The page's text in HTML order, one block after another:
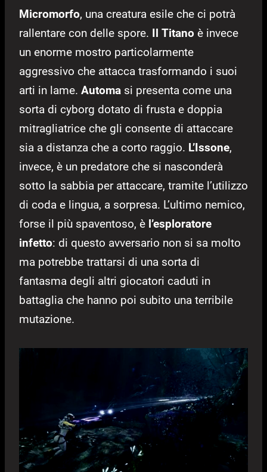
Micromorfo, una creatura esile che ci potrà
rallentare con delle spore. Il Titano è invece
un enorme mostro particolarmente
aggressivo che attacca trasformando i suoi
arti in lame. Automa si presenta come una
sorta di cyborg dotato di frusta e doppia
mitragliatrice che gli consente di attaccare
sia a distanza che a corto raggio. L’Issone,
invece, è un predatore che si nasconderà
sotto la sabbia per attaccare, tramite l’utilizzo
di coda e lingua, a sorpresa. L’ultimo nemico,
forse il più spaventoso, è l’esploratore
infetto: di questo avversario non si sa molto
ma potrebbe trattarsi di una sorta di
fantasma degli altri giocatori caduti in
battaglia che hanno poi subito una terribile
mutazione.